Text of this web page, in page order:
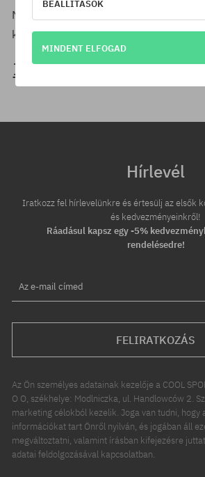
Mert a deszkázáshoz nem kell
kell.
IRÁNY A GÖRDESZKA
Hírlevél
Iratkozz fel hírlevelünkre és értesülj az elsők
és kedvezményeinkről!
Ráadásul kapsz egy -5%
rendelésedre!
Az e-mail címed
FELIRATKOZÁS
Az Ön személyes adatainak kezelője a COOL
O O, székhelye: Modlniczka, ul. Handlowców 2.
marketing célokból kezelik. Joga van tudni, hogy
információkat tart Önről nyilván, és jogában áll
megváltoztatni, valamint írásban kifejezésre
adatai feldolgozásával kapcsolatban.
BEÁLLÍTÁSOK
MINDENT ELFOGAD